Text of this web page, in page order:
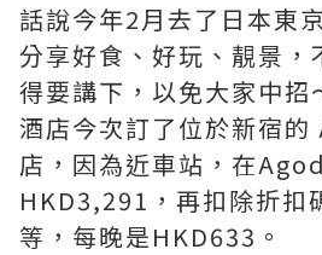
話說今年2月去了日本東
分享好食、好玩、靚景，
得要講下，以免大家中招
酒店今次訂了位於新宿的
店，因為近車站，在
HKD3,291，再扣除折扣
等，每晚是HKD633。